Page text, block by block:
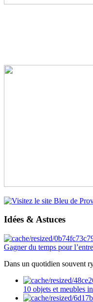
Idées & Astuces
Gagner du temps pour
Dans un quotidien souvent
10 objets et meubles